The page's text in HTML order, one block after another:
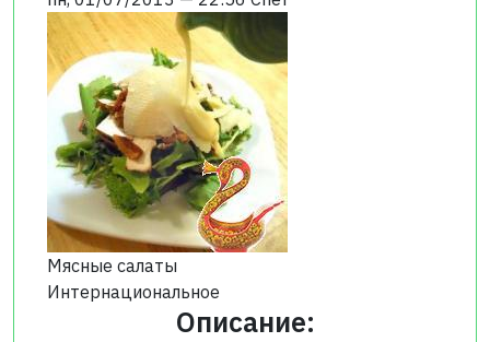
Мясные салаты
Интернациональное
Описание: